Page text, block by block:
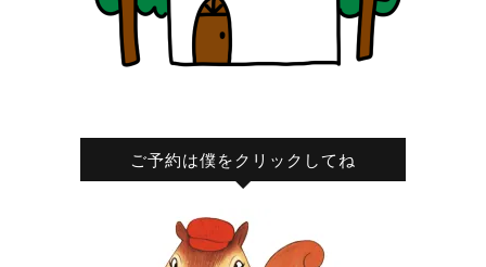
ご予約は僕をクリックしてね